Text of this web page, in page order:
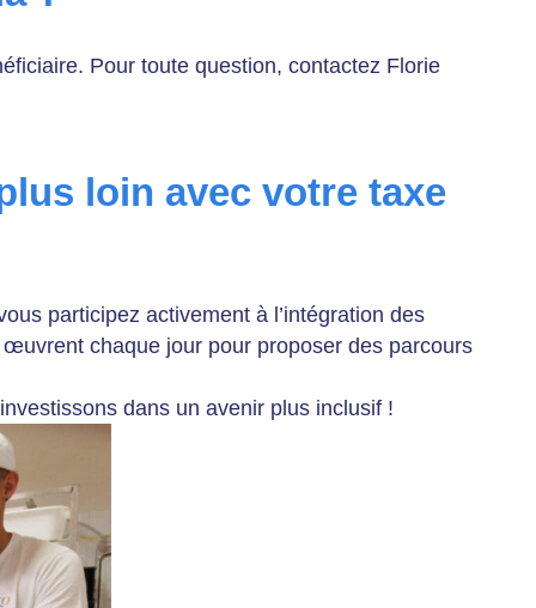
Pour toute question, contactez Florie
loin avec votre taxe
participez activement à l’intégration des
chaque jour pour proposer des parcours
dans un avenir plus inclusif !